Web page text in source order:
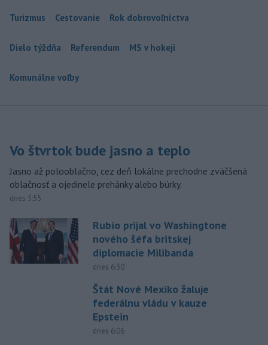
Turizmus Cestovanie Rok dobrovoľníctva
Dielo týždňa Referendum MS v hokeji
Komunálne voľby
Vo štvrtok bude jasno a teplo
Jasno až polooblačno, cez deň lokálne prechodne zväčšená
oblačnosť a ojedinele prehánky alebo búrky.
dnes 5:55
Rubio prijal vo Washingtone
nového šéfa britskej
diplomacie Milibanda
dnes 6:30
Štát Nové Mexiko žaluje
federálnu vládu v kauze
Epstein
dnes 6:06